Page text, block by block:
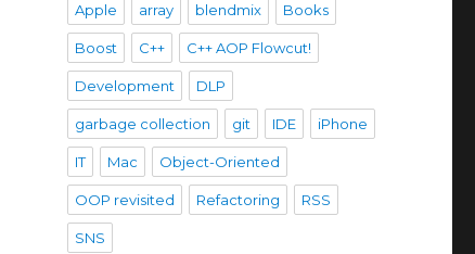
Apple array blendmix Books
Boost C++ C++ AOP Flowcut!
Development DLP
garbage collection git IDE iPhone
IT Mac Object-Oriented
OOP revisited Refactoring RSS
SNS